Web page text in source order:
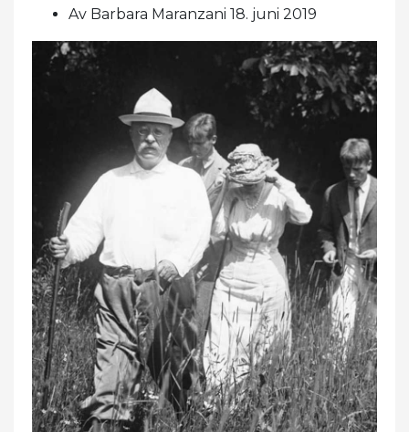
Av Barbara Maranzani 18. juni 2019